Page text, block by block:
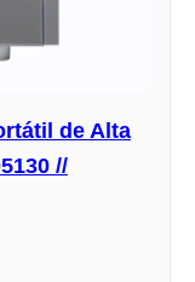
de Alta
//